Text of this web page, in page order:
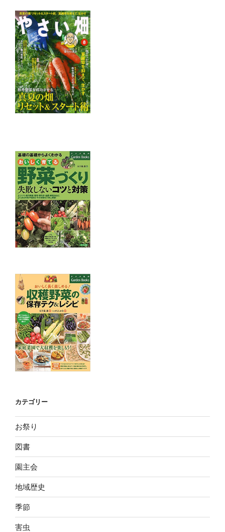
カテゴリー
お祭り
図書
園主会
地域歴史
季節
害虫